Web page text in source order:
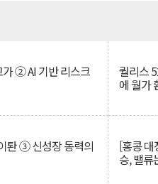
② AI 기반 리스크 퀄리스
에 월가
퇀 ③ 신성장 동력의 [홍콩
승, 밸류